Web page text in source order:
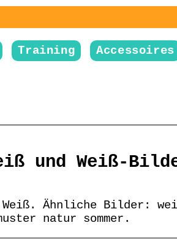
Training Accessoires
und Weiß-
Weiß. Ähnliche Bilder:
natur sommer.